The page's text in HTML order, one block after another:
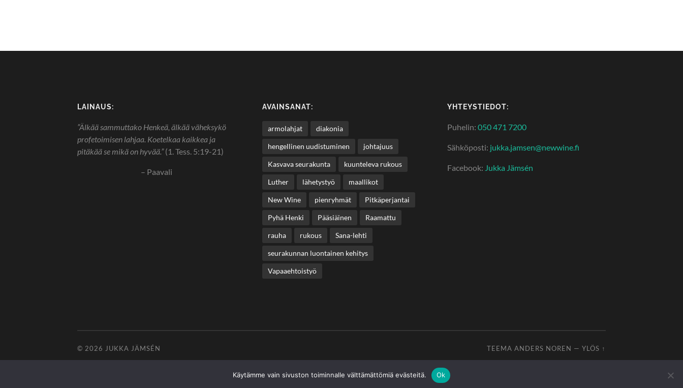
LAINAUS:
”Älkää sammuttako Henkeä, älkää väheksykö
profetoimisen lahjaa. Koetelkaa kaikkea ja
pitäkää se mikä on hyvää.”(1. Tess. 5:19-21)
– Paavali
AVAINSANAT:
armolahjat diakonia
hengellinen uudistuminen johtajuus
Kasvava seurakunta kuunteleva rukous
Luther lähetystyö maallikot
New Wine pienryhmät Pitkäperjantai
Pyhä Henki Pääsiäinen Raamattu
rauha rukous Sana-lehti
seurakunnan luontainen kehitys
Vapaaehtoistyö
YHTEYSTIEDOT:
Puhelin: 050 471 7200
Sähköposti: jukka.jamsen@newwine.fi
Facebook: Jukka Jämsén
© 2026 JUKKA JÄMSÉN TEEMA ANDERS NOREN — YLÖS ↑
Käytämme vain sivuston toiminnalle välttämättömiä evästeitä. Ok